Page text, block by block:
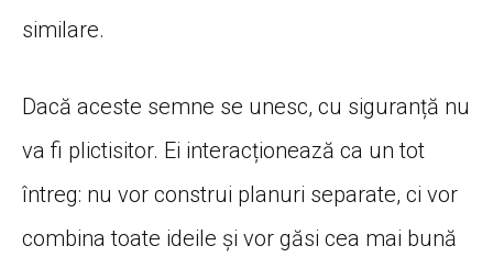
similare.
Dacă aceste semne se unesc, cu siguranță nu
va fi plictisitor. Ei interacționează ca un tot
întreg: nu vor construi planuri separate, ci vor
combina toate ideile și vor găsi cea mai bună